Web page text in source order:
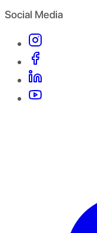
Social Media